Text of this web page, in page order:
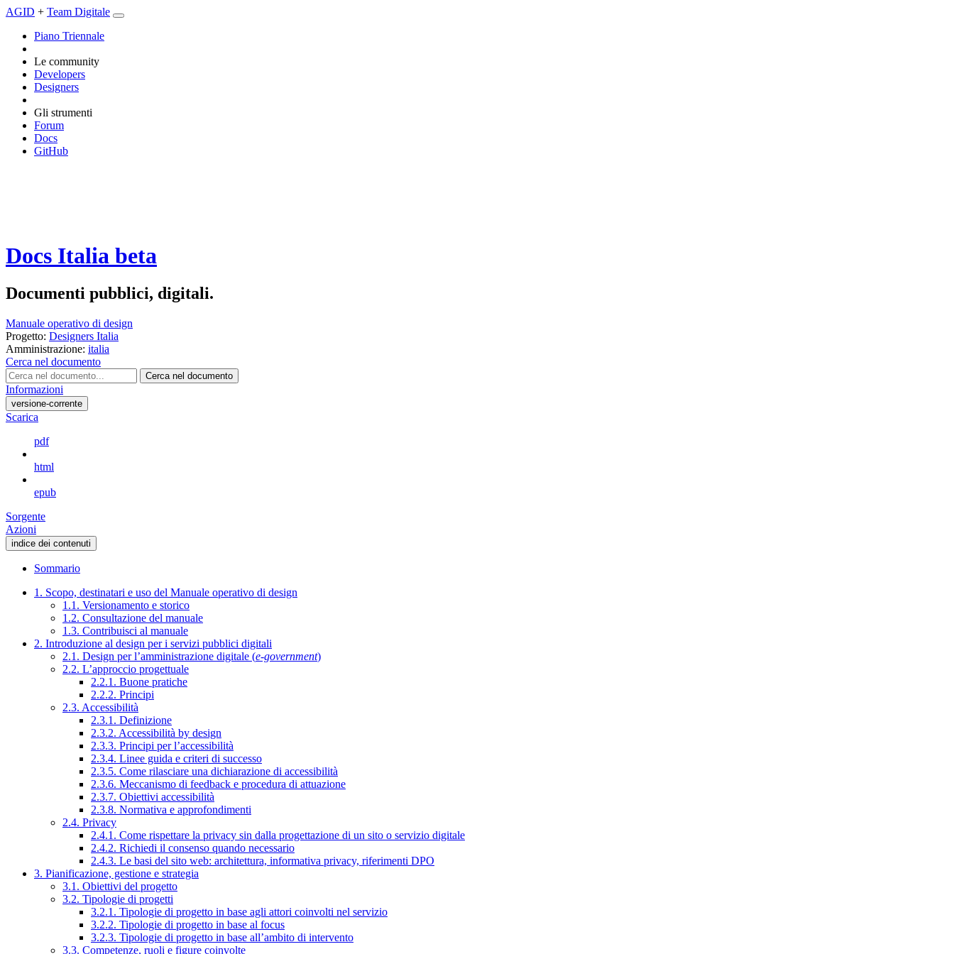
AGID + Team Digitale
Piano Triennale
Le community
Developers
Designers
Gli strumenti
Forum
Docs
GitHub
Docs Italia beta
Documenti pubblici, digitali.
Manuale operativo di design
Progetto: Designers Italia
Amministrazione: italia
Cerca nel documento
Cerca nel documento
Informazioni
versione-corrente
Scarica
pdf
html
epub
Sorgente
Azioni
indice dei contenuti
Sommario
1. Scopo, destinatari e uso del Manuale operativo di design
1.1. Versionamento e storico
1.2. Consultazione del manuale
1.3. Contribuisci al manuale
2. Introduzione al design per i servizi pubblici digitali
2.1. Design per l’amministrazione digitale (e-government)
2.2. L’approccio progettuale
2.2.1. Buone pratiche
2.2.2. Principi
2.3. Accessibilità
2.3.1. Definizione
2.3.2. Accessibilità by design
2.3.3. Principi per l’accessibilità
2.3.4. Linee guida e criteri di successo
2.3.5. Come rilasciare una dichiarazione di accessibilità
2.3.6. Meccanismo di feedback e procedura di attuazione
2.3.7. Obiettivi accessibilità
2.3.8. Normativa e approfondimenti
2.4. Privacy
2.4.1. Come rispettare la privacy sin dalla progettazione di un sito o servizio digitale
2.4.2. Richiedi il consenso quando necessario
2.4.3. Le basi del sito web: architettura, informativa privacy, riferimenti DPO
3. Pianificazione, gestione e strategia
3.1. Obiettivi del progetto
3.2. Tipologie di progetti
3.2.1. Tipologie di progetto in base agli attori coinvolti nel servizio
3.2.2. Tipologie di progetto in base al focus
3.2.3. Tipologie di progetto in base all’ambito di intervento
3.3. Competenze, ruoli e figure coinvolte